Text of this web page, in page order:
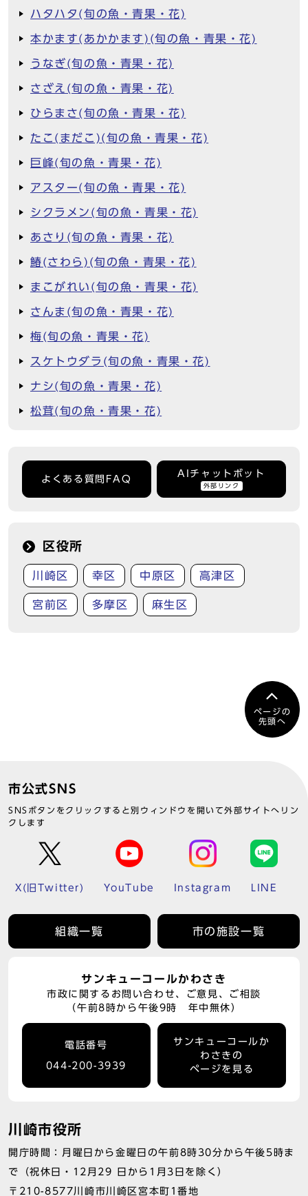
ハタハタ(旬の魚・青果・花)
本かます(あかかます)(旬の魚・青果・花)
うなぎ(旬の魚・青果・花)
さざえ(旬の魚・青果・花)
ひらまさ(旬の魚・青果・花)
たこ(まだこ)(旬の魚・青果・花)
巨峰(旬の魚・青果・花)
アスター(旬の魚・青果・花)
シクラメン(旬の魚・青果・花)
あさり(旬の魚・青果・花)
鰆(さわら)(旬の魚・青果・花)
まこがれい(旬の魚・青果・花)
さんま(旬の魚・青果・花)
梅(旬の魚・青果・花)
スケトウダラ(旬の魚・青果・花)
ナシ(旬の魚・青果・花)
松茸(旬の魚・青果・花)
よくある質問FAQ
AIチャットボット
外部リンク
区役所
川崎区 幸区 中原区 高津区
宮前区 多摩区 麻生区
ページの
先頭へ
市公式SNS
SNSボタンをクリックすると別ウィンドウを開いて外部サイトへリン
クします
X(旧Twitter) YouTube Instagram LINE
組織一覧 市の施設一覧
サンキューコールかわさき
市政に関するお問い合わせ、ご意見、ご相談
（午前8時から午後9時 年中無休）
電話番号
044-200-3939
サンキューコールか
わさきの
ページを見る
川崎市役所
開庁時間：月曜日から金曜日の午前8時30分から午後5時ま
で（祝休日・12月29 日から1月3日を除く）
〒210-8577川崎市川崎区宮本町1番地